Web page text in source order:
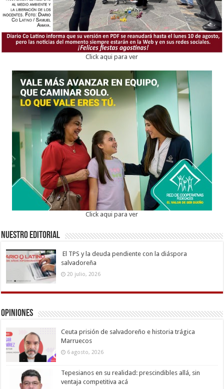
Click aqui para ver
Click aqui para ver
Nuestro Editorial
El TPS y la deuda pendiente con la diáspora
salvadoreña
20 julio, 2026
Opiniones
Ceuta prisión de salvadoreño e historia trágica
Marruecos
6 agosto, 2026
Tepesianos en su realidad: prescindibles allá, sin
ventaja competitiva acá